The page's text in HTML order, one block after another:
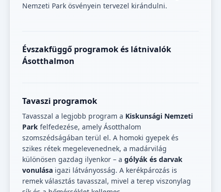
Nemzeti Park ösvényein tervezel kirándulni.
Évszakfüggő programok és látnivalók
Ásotthalmon
Tavaszi programok
Tavasszal a legjobb program a Kiskunsági Nemzeti
Park felfedezése, amely Ásotthalom
szomszédságában terül el. A homoki gyepek és
szikes rétek megelevenednek, a madárvilág
különösen gazdag ilyenkor – a gólyák és darvak
vonulása igazi látványosság. A kerékpározás is
remek választás tavasszal, mivel a terep viszonylag